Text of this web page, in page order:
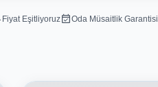
Fiyat Eşitliyoruz Oda Müsaitlik Garantisi